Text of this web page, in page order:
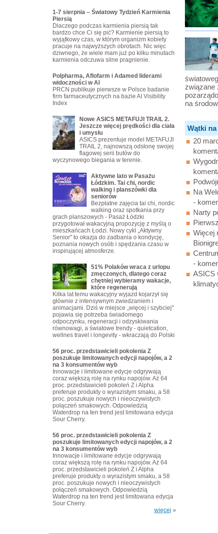
związane
na
Wątki
20
Na
-
Narty
Więcej
-
ASICS
1-7 sierpnia – Światowy Tydzień Karmienia
Piersią
Dlaczego podczas karmienia piersią tak
bardzo chce Ci się pić? Karmienie piersią to
wyjątkowy czas, w którym organizm kobiety
pracuje na najwyższych obrotach. Nic więc
dziwnego, że wiele mam już po kilku minutach
karmienia odczuwa silne pragnienie.
Polpharma, Aflofarm i Adamed liderami
widoczności w AI
PRCN publikuje pierwsze w Polsce badanie
firm farmaceutycznych na bazie AI Visibility
Index
Nowe ASICS METAFUJI TRAIL 2.
Jeszcze więcej prędkości dla ciała
i umysłu
ASICS prezentuje model METAFUJI
TRAIL 2, najnowszą odsłonę swojej
flagowej serii butów do
wyczynowego biegania w terenie.
Aktywne lato w Pasażu
Łódzkim. Tai chi, nordic
walking i planszówki dla
seniorów
Bezpłatne zajęcia tai chi, nordic
walking oraz spotkania przy
grach planszowych - Pasaż Łódzki
przygotował wakacyjną propozycję z myślą o
mieszkańcach Łodzi. Nowy cykl „Aktywny
Senior" to okazja do zadbania o kondycję,
poznania nowych osób i spędzania czasu w
inspirującej atmosferze.
51% Polaków wraca z urlopu
zmęczonych, dlatego coraz
chętniej wybieramy wakacje,
które regenerują
Kilka lat temu wakacyjny wyjazd kojarzył się
głównie z intensywnym zwiedzaniem i
animacjami. Dziś w miejsce „więcej i szybciej"
pojawia się potrzeba świadomego
odpoczynku, regeneracji i odzyskiwania
równowagi, a światowe trendy - quietcation,
wellnes travel i longevity - wkraczają do Polski
56 proc. przedstawicieli pokolenia Z
poszukuje limitowanych edycji napojów, a 2
na 3 konsumentów wyb
Innowacje i limitowane edycje odgrywają
coraz większą rolę na rynku napojów. Aż 64
proc. przedstawicieli pokoleń Z i Alpha
preferuje produkty o wyrazistym smaku, a 58
proc. poszukuje nowych i nieoczywistych
połączeń smakowych. Odpowiedzią
Waterdrop na ten trend jest limitowana edycja
Sour Cherry.
56 proc. przedstawicieli pokolenia Z
poszukuje limitowanych edycji napojów, a 2
na 3 konsumentów wyb
Innowacje i limitowane edycje odgrywają
coraz większą rolę na rynku napojów. Aż 64
proc. przedstawicieli pokoleń Z i Alpha
preferuje produkty o wyrazistym smaku, a 58
proc. poszukuje nowych i nieoczywistych
połączeń smakowych. Odpowiedzią
Waterdrop na ten trend jest limitowana edycja
Sour Cherry.
więcej »